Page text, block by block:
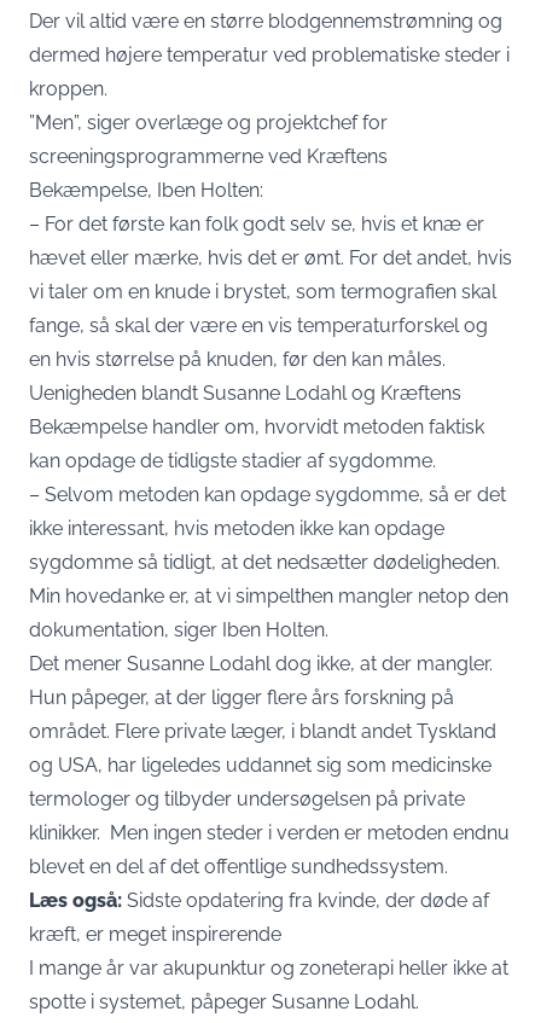
Der vil altid være en større blodgennemstrømning og
dermed højere temperatur ved problematiske steder i
kroppen.
”Men”, siger overlæge og projektchef for
screeningsprogrammerne ved Kræftens
Bekæmpelse, Iben Holten:
– For det første kan folk godt selv se, hvis et knæ er
hævet eller mærke, hvis det er ømt. For det andet, hvis
vi taler om en knude i brystet, som termografien skal
fange, så skal der være en vis temperaturforskel og
en hvis størrelse på knuden, før den kan måles.
Uenigheden blandt Susanne Lodahl og Kræftens
Bekæmpelse handler om, hvorvidt metoden faktisk
kan opdage de tidligste stadier af sygdomme.
– Selvom metoden kan opdage sygdomme, så er det
ikke interessant, hvis metoden ikke kan opdage
sygdomme så tidligt, at det nedsætter dødeligheden.
Min hovedanke er, at vi simpelthen mangler netop den
dokumentation, siger Iben Holten.
Det mener Susanne Lodahl dog ikke, at der mangler.
Hun påpeger, at der ligger flere års forskning på
området. Flere private læger, i blandt andet Tyskland
og USA, har ligeledes uddannet sig som medicinske
termologer og tilbyder undersøgelsen på private
klinikker. Men ingen steder i verden er metoden endnu
blevet en del af det offentlige sundhedssystem.
Læs også: Sidste opdatering fra kvinde, der døde af
kræft, er meget inspirerende
I mange år var akupunktur og zoneterapi heller ikke at
spotte i systemet, påpeger Susanne Lodahl.